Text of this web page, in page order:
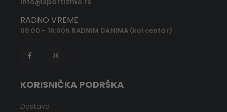
RADNO VREME
08:00 - 16:00h RADNIM DANIMA (kol centar)
KORISNIČKA PODRŠKA
Dostava